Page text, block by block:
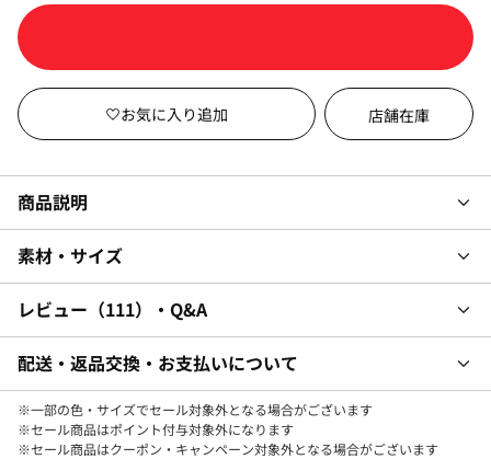
店舗在庫
商品説明
素材・サイズ
レビュー 111 ・Q&A
配送・返品交換・お支払いについて
※一部の色・サイズでセール対象外となる場合がございます
※セール商品はポイント付与対象外になります
※セール商品はクーポン・キャンペーン対象外となる場合がございます